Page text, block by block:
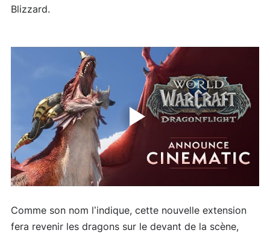
Blizzard.
Comme son nom l’indique, cette nouvelle extension
fera revenir les dragons sur le devant de la scène,